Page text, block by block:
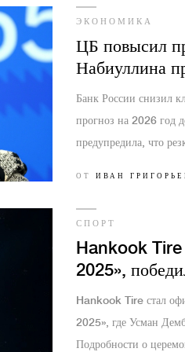
ЭКОНОМИКА
ЦБ повысил
Набиуллина
инфляции при
Банк России снизил
прогноз на 2026 год
предупредила, что
ОТ ИВАН
СПОРТ
Hankook Tire
2025»,
Hankook Tire стал
2025», где Усман
Подробности о